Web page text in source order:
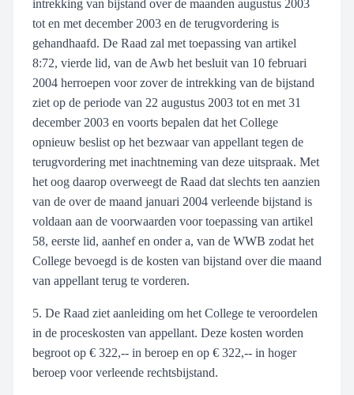
intrekking van bijstand over de maanden augustus 2003
tot en met december 2003 en de terugvordering is
gehandhaafd. De Raad zal met toepassing van artikel
8:72, vierde lid, van de Awb het besluit van 10 februari
2004 herroepen voor zover de intrekking van de bijstand
ziet op de periode van 22 augustus 2003 tot en met 31
december 2003 en voorts bepalen dat het College
opnieuw beslist op het bezwaar van appellant tegen de
terugvordering met inachtneming van deze uitspraak. Met
het oog daarop overweegt de Raad dat slechts ten aanzien
van de over de maand januari 2004 verleende bijstand is
voldaan aan de voorwaarden voor toepassing van artikel
58, eerste lid, aanhef en onder a, van de WWB zodat het
College bevoegd is de kosten van bijstand over die maand
van appellant terug te vorderen.
5. De Raad ziet aanleiding om het College te veroordelen
in de proceskosten van appellant. Deze kosten worden
begroot op € 322,-- in beroep en op € 322,-- in hoger
beroep voor verleende rechtsbijstand.